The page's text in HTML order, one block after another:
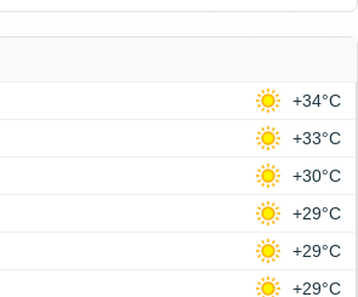
+34°C
+33°C
+30°C
+29°C
+29°C
+29°C